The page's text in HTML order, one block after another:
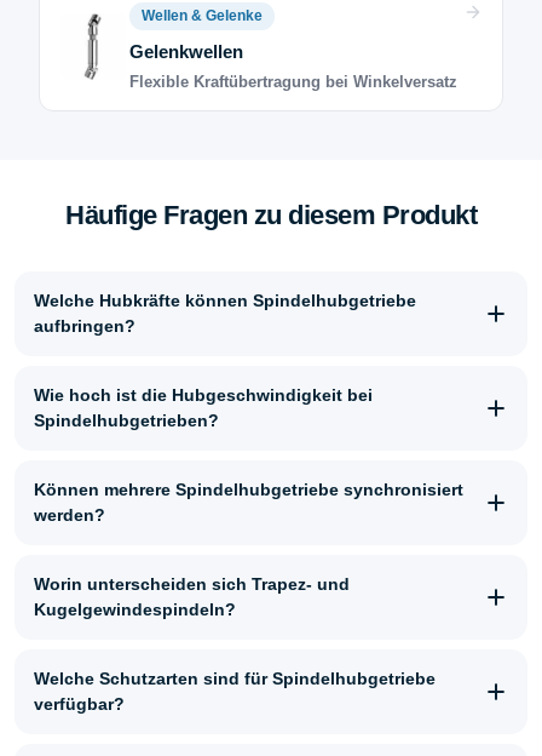
Wellen & Gelenke
Gelenkwellen
Flexible Kraftübertragung bei Winkelversatz
Häufige Fragen zu diesem Produkt
Welche Hubkräfte können Spindelhubgetriebe
aufbringen?
Wie hoch ist die Hubgeschwindigkeit bei
Spindelhubgetrieben?
Können mehrere Spindelhubgetriebe synchronisiert
werden?
Worin unterscheiden sich Trapez- und
Kugelgewindespindeln?
Welche Schutzarten sind für Spindelhubgetriebe
verfügbar?